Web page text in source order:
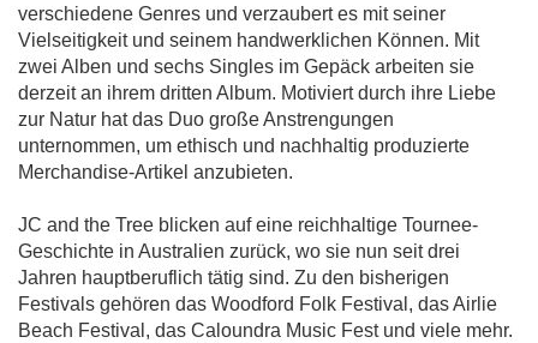
verschiedene Genres und verzaubert es mit seiner
Vielseitigkeit und seinem handwerklichen Können. Mit
zwei Alben und sechs Singles im Gepäck arbeiten sie
derzeit an ihrem dritten Album. Motiviert durch ihre Liebe
zur Natur hat das Duo große Anstrengungen
unternommen, um ethisch und nachhaltig produzierte
Merchandise-Artikel anzubieten.
JC and the Tree blicken auf eine reichhaltige Tournee-
Geschichte in Australien zurück, wo sie nun seit drei
Jahren hauptberuflich tätig sind. Zu den bisherigen
Festivals gehören das Woodford Folk Festival, das Airlie
Beach Festival, das Caloundra Music Fest und viele mehr.